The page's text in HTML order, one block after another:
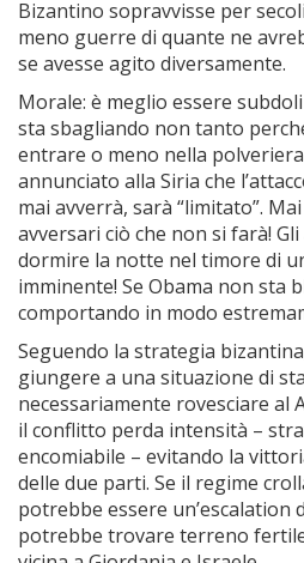
Bizantino sopravvisse per
meno guerre di quante ne
se avesse agito diversamente.
Morale: è meglio essere
sta sbagliando non tanto
entrare o meno nella
annunciato alla Siria che
mai avverrà, sarà “limitato”.
avversari ciò che non si farà!
dormire la notte nel timore di
imminente! Se Obama non sta
comportando in modo
Seguendo la strategia
giungere a una situazione di
necessariamente rovesciare al
il conflitto perda intensità –
encomiabile – evitando la
delle due parti. Se il regime
potrebbe essere un’escalation
potrebbe trovare terreno